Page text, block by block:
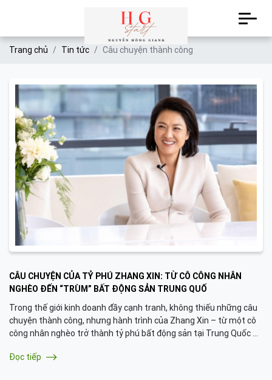
Trang chủ Tin tức Câu chuyện thành công
CÂU CHUYỆN CỦA TỶ PHÚ ZHANG XIN: TỪ CÔ CÔNG NHÂN
NGHÈO ĐẾN “TRÙM” BẤT ĐỘNG SẢN TRUNG QUỐ
Trong thế giới kinh doanh đầy cạnh tranh, không thiếu những câu
chuyện thành công, nhưng hành trình của Zhang Xin – từ một cô
công nhân nghèo trở thành tỷ phú bất động sản tại Trung Quốc –
vươn lên.
Đọc tiếp